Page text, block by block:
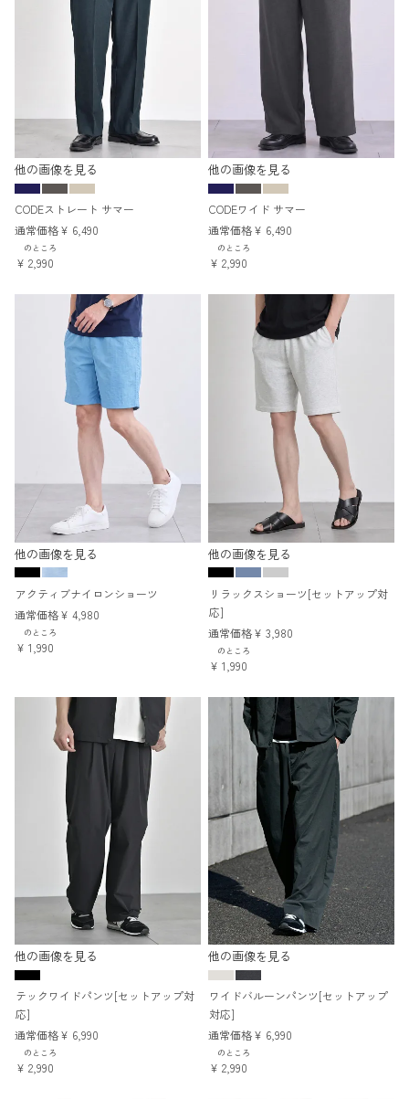
他の画像を見る
CODEストレート サマー
通常価格¥ 6,490
のところ
¥ 2,990
他の画像を見る
CODEワイド サマー
通常価格¥ 6,490
のところ
¥ 2,990
他の画像を見る
アクティブナイロンショーツ
通常価格¥ 4,980
のところ
¥ 1,990
他の画像を見る
リラックスショーツ[セットアップ対
応]
通常価格¥ 3,980
のところ
¥ 1,990
他の画像を見る
テックワイドパンツ[セットアップ対
応]
通常価格¥ 6,990
のところ
¥ 2,990
他の画像を見る
ワイドバルーンパンツ[セットアップ
対応]
通常価格¥ 6,990
のところ
¥ 2,990